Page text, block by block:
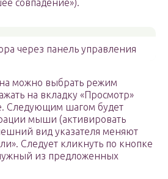
совпадение»).
через панель управления
можно выбрать режим
на вкладку «Просмотр»
Следующим шагом будет
мыши (активировать
вид указателя меняют
Следует кликнуть по кнопке
из предложенных